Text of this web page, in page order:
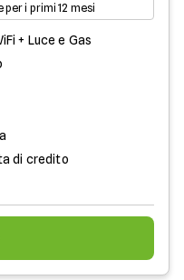
per i primi 12 mesi
+ Luce e Gas
di credito